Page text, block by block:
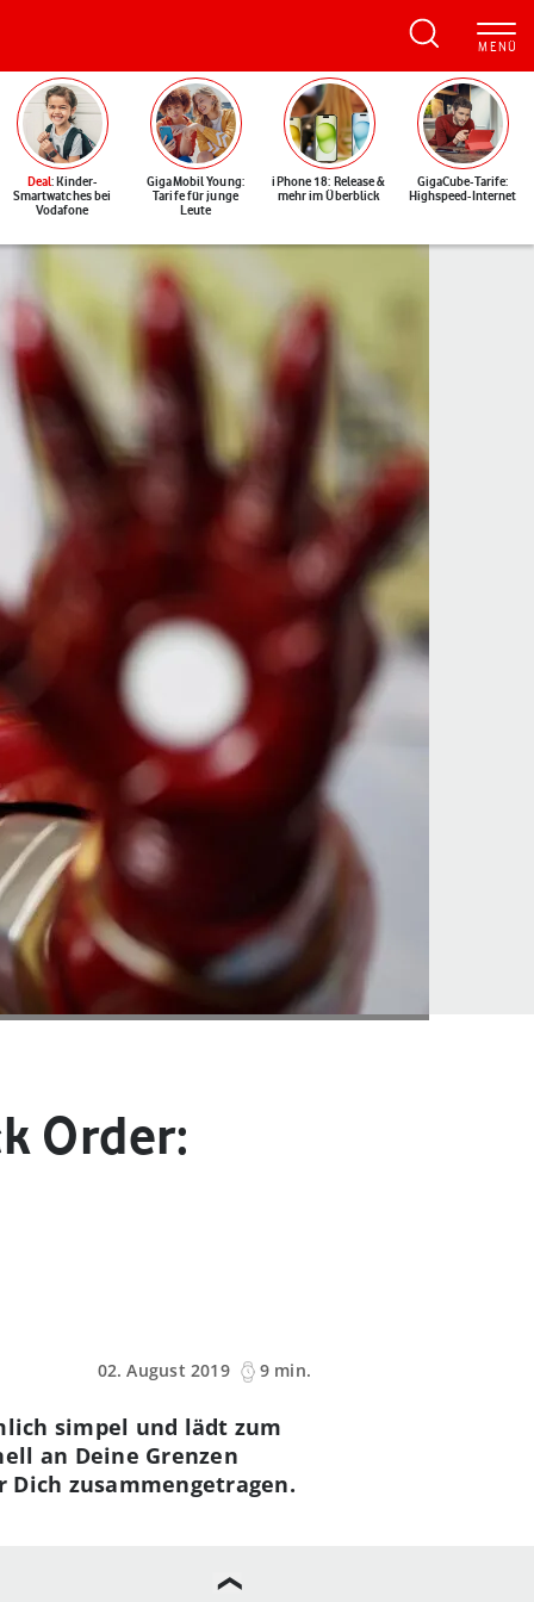
Deal: Kinder-
Smartwatches bei
Vodafone
GigaMobil Young:
Tarife für junge
Leute
iPhone 18: Release &
mehr im Überblick
GigaCube-Tarife:
Highspeed-Internet
Order:
02. August 2019
9 min.
simpel und lädt zum
an Deine Grenzen
zusammengetragen.